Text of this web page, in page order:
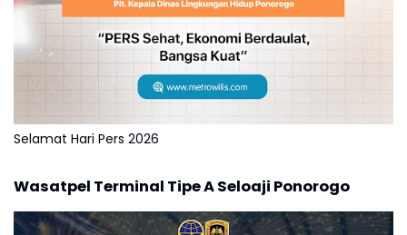
Selamat Hari Pers 2026
Wasatpel Terminal Tipe A Seloaji Ponorogo